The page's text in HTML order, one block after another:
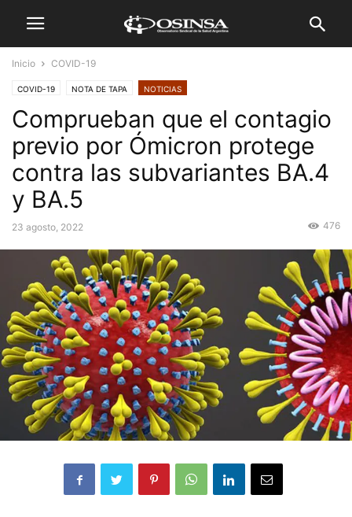
Inicio COVID-19
COVID-19 NOTA DE TAPA NOTICIAS
Comprueban que el contagio
previo por Ómicron protege
contra las subvariantes BA.4
y BA.5
23 agosto, 2022 476